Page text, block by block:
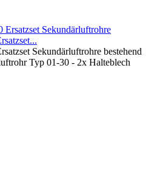
Sekundärluftrohre bestehend
Typ 01-30 - 2x Halteblech